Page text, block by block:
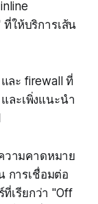
ให้บริการเส้น
ละ firewall ที่
ละเพิ่งแนะนำ
วามคาดหมาย
การเชื่อมต่อ
เรียกว่า "Off